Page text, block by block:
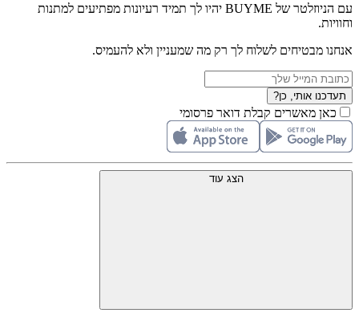
עם הניוזלטר של BUYME יהיו לך תמיד רעיונות מפתיעים למתנות
וחוויות.
אנחנו מבטיחים לשלוח לך רק מה שמעניין ולא להעמיס.
תעדכנו אותי, כן?
כאן מאשרים קבלת דואר פרסומי
הצג עוד